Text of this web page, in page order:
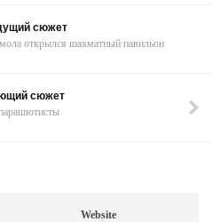
сюжет
открылся шахматный павильон
сюжет
Website